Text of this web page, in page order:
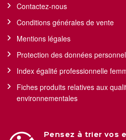
Contactez-nous
Conditions générales de vente
Mentions légales
Protection des données
Index égalité professionnelle
Fiches produits relatives aux
environnementales
Pensez à trier vos